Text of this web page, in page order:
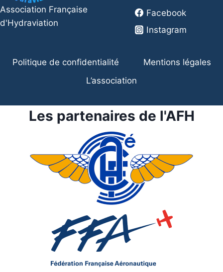
Association Française
d'Hydraviation
Facebook
Instagram
Politique de confidentialité
Mentions légales
L’association
Les partenaires de l'AFH